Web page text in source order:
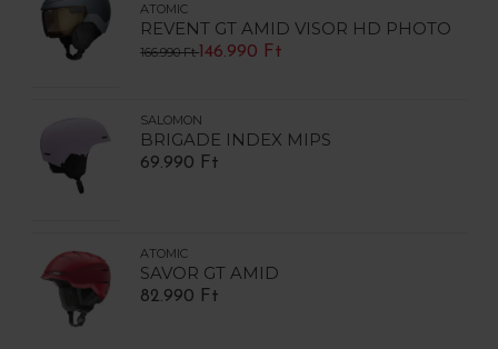
ATOMIC
REVENT GT AMID VISOR HD PHOTO
166.990 Ft 146.990 Ft
SALOMON
BRIGADE INDEX MIPS
69.990 Ft
ATOMIC
SAVOR GT AMID
82.990 Ft